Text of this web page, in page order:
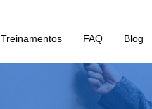
Treinamentos FAQ Blog